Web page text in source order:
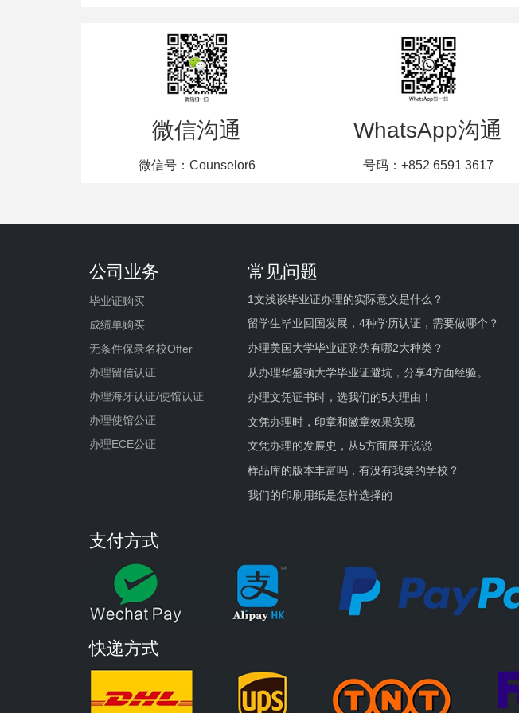
微信沟通
微信号：Counselor6
WhatsApp沟通
号码：+852 6591 3617
公司业务
毕业证购买
成绩单购买
无条件保录名校Offer
办理留信认证
办理海牙认证/使馆认证
办理使馆公证
办理ECE公证
常见问题
1文浅谈毕业证办理的实际意义是什么？
留学生毕业回国发展，4种学历认证，需要做哪个？
办理美国大学毕业证防伪有哪2大种类？
从办理华盛顿大学毕业证避坑，分享4方面经验。
办理文凭证书时，选我们的5大理由！
文凭办理时，印章和徽章效果实现
文凭办理的发展史，从5方面展开说说
样品库的版本丰富吗，有没有我要的学校？
我们的印刷用纸是怎样选择的
支付方式
快递方式